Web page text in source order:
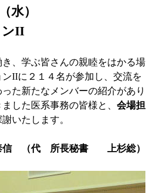
水）
ンII
、学ぶ皆さんの親睦をはかる場
IIに２１４名が参加し、交流を
た新たなメンバーの紹介があり
した医系事務の皆様と、 会場担
謝いたします。
信 （代 所長秘書 上杉総）